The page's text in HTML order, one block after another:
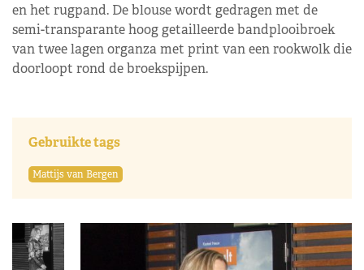
en het rugpand. De blouse wordt gedragen met de
semi-transparante hoog getailleerde bandplooibroek
van twee lagen organza met print van een rookwolk die
doorloopt rond de broekspijpen.
Gebruikte tags
Mattijs van Bergen